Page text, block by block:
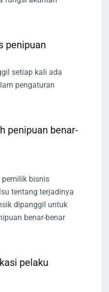
penipuan
setiap kali ada
pengaturan
penipuan benar-
pemilik bisnis
tentang terjadinya
dipanggil untuk
benar-benar
pelaku